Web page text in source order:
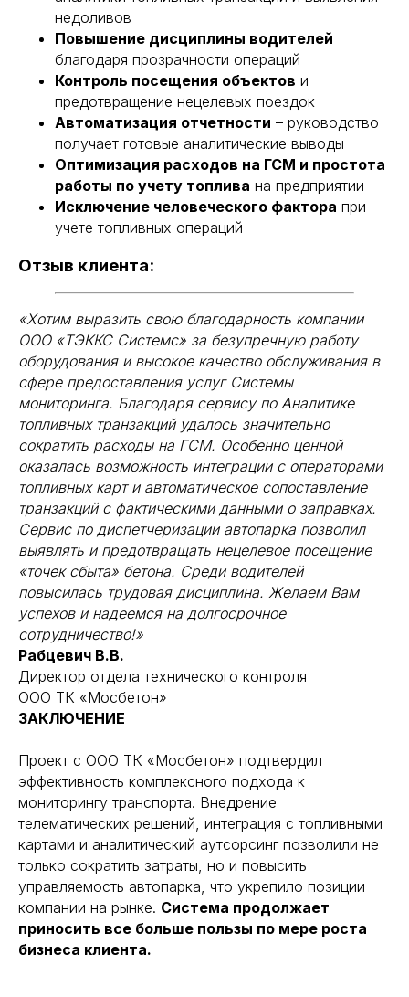
недоливов
Повышение дисциплины водителей
благодаря прозрачности операций
Контроль посещения объектов и
предотвращение нецелевых поездок
Автоматизация отчетности – руководство
получает готовые аналитические выводы
Оптимизация расходов на ГСМ и простота
работы по учету топлива на предприятии
Исключение человеческого фактора при
учете топливных операций
Отзыв клиента:
«Хотим выразить свою благодарность компании
ООО «ТЭККС Системс» за безупречную работу
оборудования и высокое качество обслуживания в
сфере предоставления услуг Системы
мониторинга. Благодаря сервису по Аналитике
топливных транзакций удалось значительно
сократить расходы на ГСМ. Особенно ценной
оказалась возможность интеграции с операторами
топливных карт и автоматическое сопоставление
транзакций с фактическими данными о заправках.
Сервис по диспетчеризации автопарка позволил
выявлять и предотвращать нецелевое посещение
«точек сбыта» бетона. Среди водителей
повысилась трудовая дисциплина. Желаем Вам
успехов и надеемся на долгосрочное
сотрудничество!»
Рабцевич В.В.
Директор отдела технического контроля
ООО ТК «Мосбетон»
ЗАКЛЮЧЕНИЕ
Проект с ООО ТК «Мосбетон» подтвердил
эффективность комплексного подхода к
мониторингу транспорта. Внедрение
телематических решений, интеграция с топливными
картами и аналитический аутсорсинг позволили не
только сократить затраты, но и повысить
управляемость автопарка, что укрепило позиции
компании на рынке. Система продолжает
приносить все больше пользы по мере роста
бизнеса клиента.
Политика конфиденциальности
РЕШЕНИЯ
Базовый мониторинг Контроль топлива
Топливозаправочный модуль
Топливные карты
Контроль спецтехники
Безопасное вождение
Видеоаналитика
Контроль температурного
Мониторинг внутри
Диспетчеризация автопарка
Открыть все решения
117519, г.Москва, Варшавское шоссе, 150к2
Отдел продаж:
8 800 100 52 80
8 495 223 10 80
Контакты Блог
Частые вопросы
Кейсы
Этапы работ
Услуги
Наши клиенты
Оборудование и ПО
Преимущества
О компании
БЕСПЛАТНАЯ
КОНСУЛЬТАЦИЯ